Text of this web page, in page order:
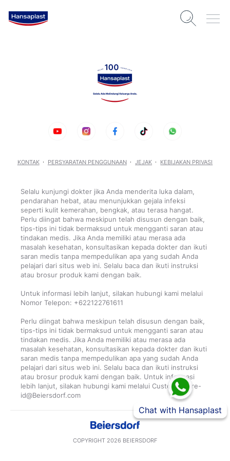
Chat with Hansaplast
KONTAK PERSYARATAN PENGGUNAAN JEJAK KEBIJAKAN PRIVASI
Selalu kunjungi dokter jika Anda menderita luka dalam,
pendarahan hebat, atau menunjukkan gejala infeksi
seperti kulit kemerahan, bengkak, atau terasa hangat.
Perlu diingat bahwa meskipun telah disusun dengan baik,
tips-tips ini tidak bermaksud untuk mengganti saran atau
tindakan medis. Jika Anda memiliki atau merasa ada
masalah kesehatan, konsultasikan kepada dokter dan ikuti
saran medis tanpa mempedulikan apa yang sudah Anda
pelajari dari situs web ini. Selalu baca dan ikuti instruksi
atau brosur produk kami dengan baik.
Untuk informasi lebih lanjut, silakan hubungi kami melalui
Nomor Telepon: +622122761611
Perlu diingat bahwa meskipun telah disusun dengan baik,
tips-tips ini tidak bermaksud untuk mengganti saran atau
tindakan medis. Jika Anda memiliki atau merasa ada
masalah kesehatan, konsultasikan kepada dokter dan ikuti
saran medis tanpa mempedulikan apa yang sudah Anda
pelajari dari situs web ini. Selalu baca dan ikuti instruksi
atau brosur produk kami dengan baik. Untuk informasi
lebih lanjut, silakan hubungi kami melalui CustomerCare-
COPYRIGHT 2026 BEIERSDORF